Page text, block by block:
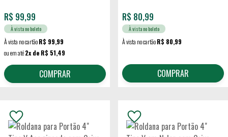
R$ 99,99
À vista no boleto
À vista no cartãoR$ 99,99
ou em até2x de R$ 51,49
COMPRAR
R$ 80,99
À vista no boleto
À vista no cartãoR$ 80,99
COMPRAR